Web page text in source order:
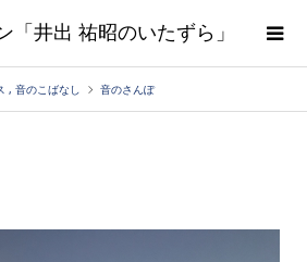
「井出 祐昭のいたずら」
, 音のこばなし 音のさんぽ